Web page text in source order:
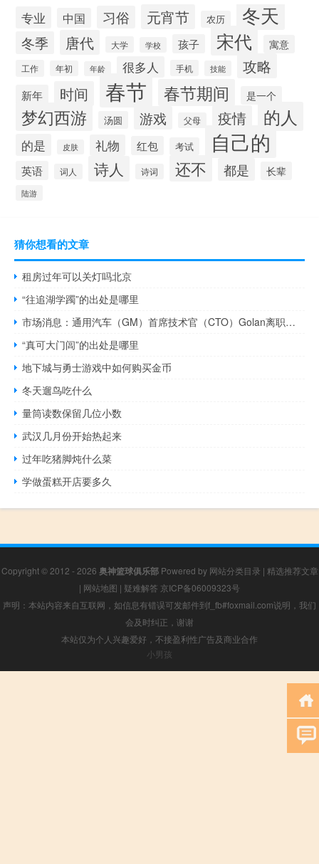
专业 中国 习俗 元宵节 农历 冬天
冬季 唐代 大学 学校 孩子 宋代 寓意
工作 年初 年龄 很多人 手机 技能 攻略
新年 时间 春节 春节期间 是一个
梦幻西游 汤圆 游戏 父母 疫情 的人
的是 皮肤 礼物 红包 考试 自己的
英语 词人 诗人 诗词 还不 都是 长辈
陆游
猜你想看的文章
租房过年可以关灯吗北京
“往追湖学躅”的出处是哪里
市场消息：通用汽车（GM）首席技术官（CTO）Golan离职距离其入职刚刚一个月
“真可大门闾”的出处是哪里
地下城与勇士游戏中如何购买金币
冬天遛鸟吃什么
量筒读数保留几位小数
武汉几月份开始热起来
过年吃猪脚炖什么菜
学做蛋糕开店要多久
Copyright © 2012 - 2026 奥神篮球俱乐部Powered by 网站分类目录 | 精选推荐文章
| 网站地图 | 疑难解答 京ICP备06009323号
声明：本站内容来自互联网，如信息有错误可发邮件到f_fb#foxmail.com说明，我们
会及时纠正，谢谢
本站仅为个人兴趣爱好，不接盈利性广告及商业合作
小男孩